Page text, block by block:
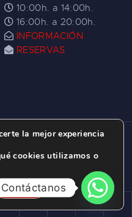
10:00h. a 14:00h.
16:00h. a 20:00h.
INFORMACIÓN
RESERVAS
DUNAS ©
GALAN 1, SALINAS
la mejor experiencia
cookies utilizamos o
Ajustes
Contáctanos